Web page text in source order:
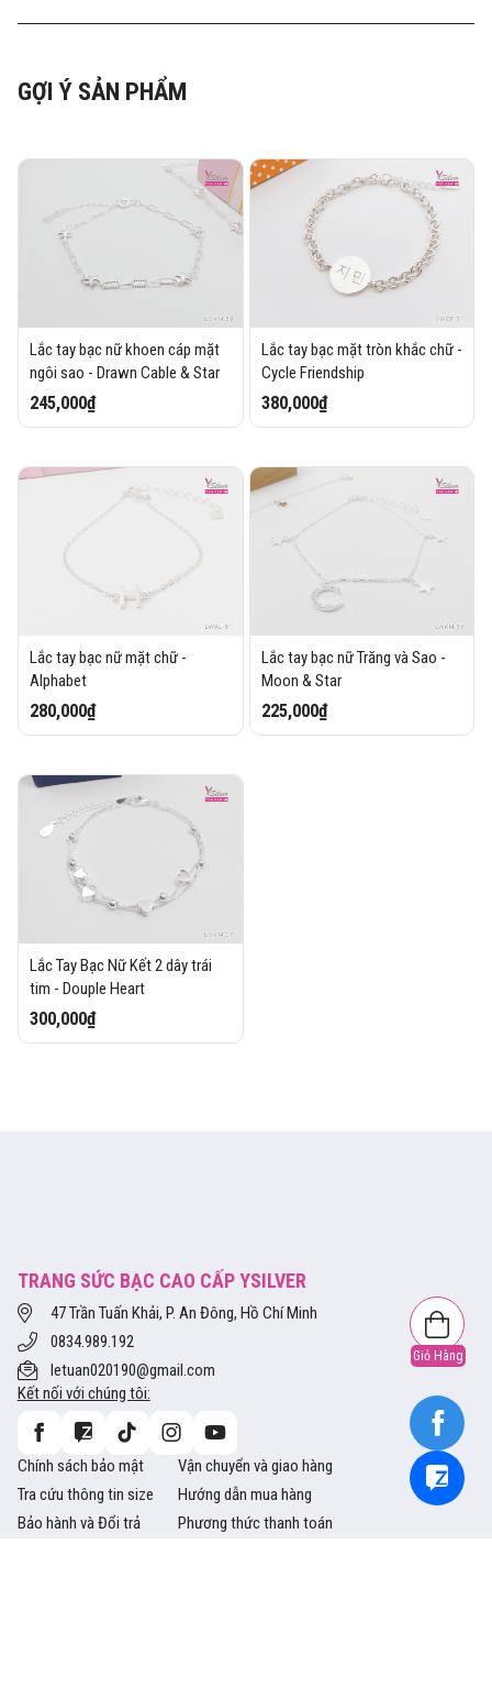
Giỏ Hàng
GỢI Ý SẢN PHẨM
Lắc tay bạc nữ khoen cáp mặt
ngôi sao - Drawn Cable & Star
245,000₫
Lắc tay bạc mặt tròn khắc chữ -
Cycle Friendship
380,000₫
Lắc tay bạc nữ mặt chữ -
Alphabet
280,000₫
Lắc tay bạc nữ Trăng và Sao -
Moon & Star
225,000₫
Lắc Tay Bạc Nữ Kết 2 dây trái
tim - Douple Heart
300,000₫
TRANG SỨC BẠC CAO CẤP YSILVER
47 Trần Tuấn Khải, P. An Đông, Hồ Chí Minh
0834.989.192
letuan020190@gmail.com
Kết nối với chúng tôi:
Chính sách bảo mật
Vận chuyển và giao hàng
Tra cứu thông tin size
Hướng dẫn mua hàng
Bảo hành và Đổi trả
Phương thức thanh toán